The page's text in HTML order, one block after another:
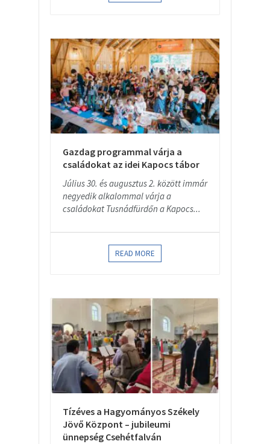
Gazdag programmal várja a
családokat az idei Kapocs tábor
Július 30. és augusztus 2. között immár
negyedik alkalommal várja a
családokat Tusnádfürdőn a Kapocs...
READ MORE
Tízéves a Hagyományos Székely
Jövő Központ – jubileumi
ünnepség Csehétfalván